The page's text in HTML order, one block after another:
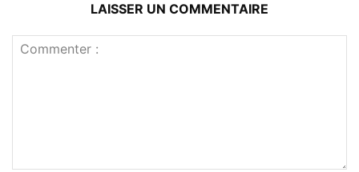
LAISSER UN COMMENTAIRE